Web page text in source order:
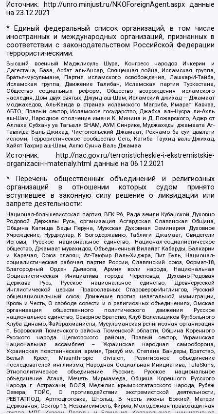
Источник: http://unro.minjust.ru/NKOForeignAgent.aspxданные
на23.12.2021
* Единый федеральный список организаций, в том числе
иностранных и международных организаций, признанных в
соответствии с законодательством Российской Федерации
террористическими:
Высший военный Маджлисуль Шура, Конгресс народов Ичкерии и
Дагестана, База, Асбат аль-Ансар, Священная война, Исламская группа,
Братья-мусульмане, Партия исламского освобождения, Лашкар-И-Тайба,
Исламская группа, Движение Талибан, Исламская партия Туркестана,
Общество социальных реформ, Общество возрождения исламского
наследия, Дом двух святых, Джунд аш-Шам, Исламский джихад – Джамаат
моджахедов, Аль-Каида в странах исламского Магриба, Имарат Кавказ,
АБТО, Правый сектор, Исламское государство, Джабха аль-Нусра ли-Ахль
аш-Шам, Народное ополчение имени К. Минина и Д. Пожарского, Аджр от
Аллаха Субхану уа Тагьаля SHAM, АУМ Синрике, Муджахеды джамаата Ат-
Тавхида Валь-Джихад, Чистопольский Джамаат, Рохнамо ба суи давлати
исломи, Террористическое сообщество Сеть, Катиба Таухид валь-Джихад,
Хайят Тахрир аш-Шам, Ахлю Сунна Валь Джамаа
Источник:
http://nac.gov.ru/terroristicheskie-i-ekstremistskie-
organizacii-i-materialy.html данные на06.12.2021
* Перечень общественных объединений и религиозных
организаций в отношении которых судом принято
вступившее в законную силу решение о ликвидации или
запрете деятельности:
Национал-большевистская партия, ВЕК РА, Рада земли Кубанской Духовно
Родовой Державы Русь, организация Асгардская Славянская Община,
Община Капища Веды Перуна, Мужская Духовная Семинария Духовное
Учреждение, Нурджулар, К Богодержавию, Таблиги Джамаат, Свидетели
Иеговы, Русское национальное единство, Национал-социалистическое
общество, Джамаат мувахидов, Объединенный Вилайат Кабарды, Балкарии
и Карачая, Союз славян, Ат-Такфир Валь-Хиджра, Пит Буль, Национал-
социалистическая рабочая партия России, Славянский союз, Формат-18,
Благородный Орден Дьявола, Армия воли народа, Национальная
Социалистическая Инициатива города Череповца, Духовно-Родовая
Держава Русь, Русское национальное единство, Древнерусской
Инглистической церкви Православных Староверов-Инглингов, Русский
общенациональный союз, Движение против нелегальной иммиграции,
Кровь и Честь, О свободе совести и о религиозных объединениях, Омская
организация общественного политического движения Русское
национальное единство, Северное Братство, Клуб Болельщиков Футбольного
Клуба Динамо, Файзрахманисты, Мусульманская религиозная организация
п. Боровский Тюменского района Тюменской области, Община Коренного
Русского народа Щелковского района, Правый сектор, Украинская
национальная ассамблея – Украинская народная самооборона,
Украинская повстанческая армия, Тризуб им. Степана Бандеры, Братство,
Белый Крест, Misanthropic division, Религиозное объединение
последователей инглиизма, Народная Социальная Инициатива, TulaSkins,
Этнополитическое объединение Русские, Русское национальное
объединение Атака, Мечеть Мирмамеда, Община Коренного Русского
народа г. Астрахани, ВОЛЯ, Меджлис крымскотатарского народа, Рубеж
Севера, ТОЙС, О противодействии экстремистской деятельности,
РЕВТАТПОД, Артподготовка, Штольц, В честь иконы Божией Матери
Державная, Сектор 16, Независимость, Фирма, Молодежная правозащитная
группа МПГ, Курсом Правды и Единения, Каракольская инициативная